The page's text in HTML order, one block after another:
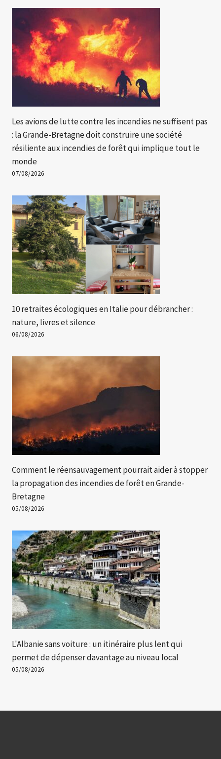
Les avions de lutte contre les incendies ne suffisent pas
: la Grande-Bretagne doit construire une société
résiliente aux incendies de forêt qui implique tout le
monde
07/08/2026
10 retraites écologiques en Italie pour débrancher :
nature, livres et silence
06/08/2026
Comment le réensauvagement pourrait aider à stopper
la propagation des incendies de forêt en Grande-
Bretagne
05/08/2026
L'Albanie sans voiture : un itinéraire plus lent qui
permet de dépenser davantage au niveau local
05/08/2026